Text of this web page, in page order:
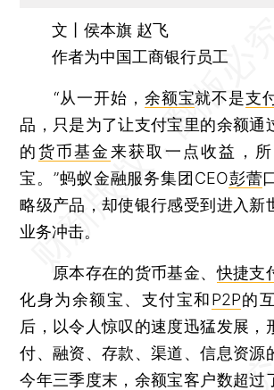
文丨侯本旗 赵飞
作者为中国工商银行员工
“从一开始， 余额宝就不是支
品，只是为了让支付宝里的余额通
的货币基金来获取一点收益，
宝。”蚂蚁金融服务集团CEO彭蕾
略级产品，却使银行感受到进入新
业务冲击。
原本存在的货币基金、快捷支
化身为余额宝、支付宝和P2P的
后，以令人惊叹的速度迅猛发展，
付、融资、存款、渠道、信息资源
今年三季度末，余额宝客户数超过